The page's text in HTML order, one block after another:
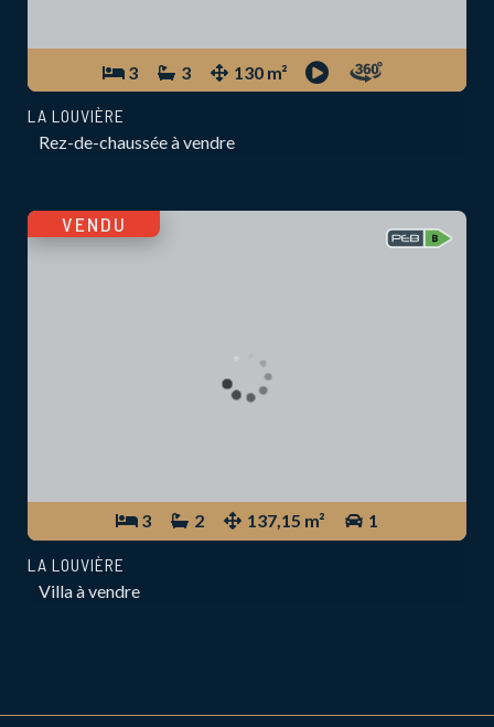
3 3 130 m²
LA LOUVIÈRE
Rez-de-chaussée à vendre
3 2 137,15 m² 1
VENDU
LA LOUVIÈRE
Villa à vendre